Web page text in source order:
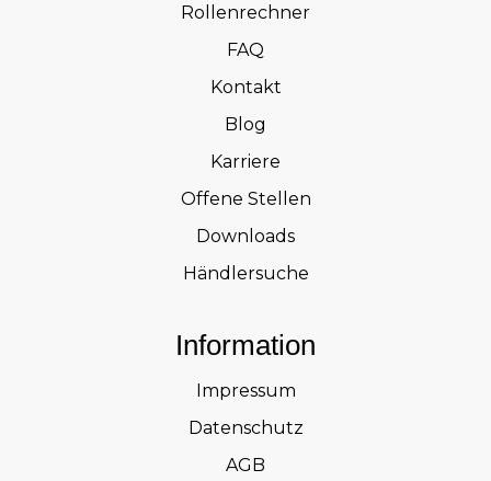
Rollenrechner
FAQ
Kontakt
Blog
Karriere
Offene Stellen
Downloads
Händlersuche
Information
Impressum
Datenschutz
AGB